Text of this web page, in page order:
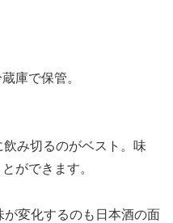
庫で保管。
み切るのがベスト。味
ができます。
変化するのも日本酒の面